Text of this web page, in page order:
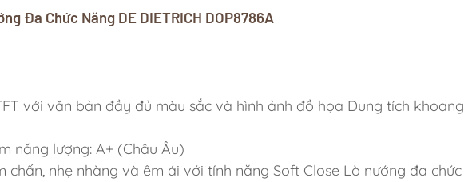
Đa Chức Năng DE DIETRICH DOP8786A
với văn bản đầy đủ màu sắc và hình ảnh đồ họa Dung tích khoang
năng lượng: A+ (Châu Âu)
chấn, nhẹ nhàng và êm ái với tính năng Soft Close Lò nướng đa chức